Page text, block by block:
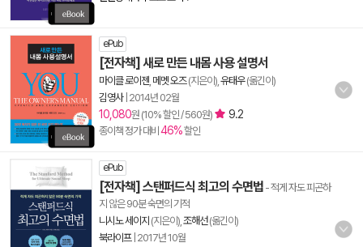
ePub
[전자책] 새로 만든 내몸 사용 설명서
마이클 로이젠 메멧 오즈(지은이), 유태우(옮긴이)
김영사| 2014년 02월
10,080원 (10% 할인 / 560원) 9.2
종이책 정가 대비 46%할인
ePub
[전자책] 스탠퍼드식 최고의 수면법 - 적게 자도 피곤하
지 않은 90분 숙면의 기적
니시노 세이지 (지은이), 조해선(옮긴이)
북라이프| 2017년 10월